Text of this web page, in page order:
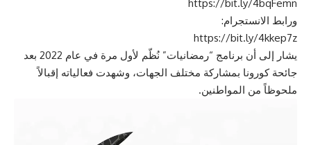
ورابط الانستجرام:
يشار إلى أن برنامج “رمضانيات” نُظّم لأول مرة في عام 2022 بعد
جائحة كورونا بمشاركة مختلف الجهات، وشهدت فعالياته إقبالاً
ملحوظاً من المواطنين.